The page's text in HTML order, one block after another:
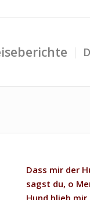
Dass mir der
sagst du, o
Hund blieb